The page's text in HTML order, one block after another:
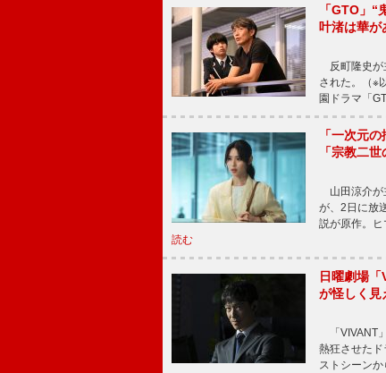
「GTO」
叶渚は華が
反町隆史が
された。（※
園ドラマ「
「一次元
「宗教二
山田涼介が
が、2日に放
説が原作。
読む
日曜劇場
が怪しく見
「VIVANT
熱狂させた
ストシーン